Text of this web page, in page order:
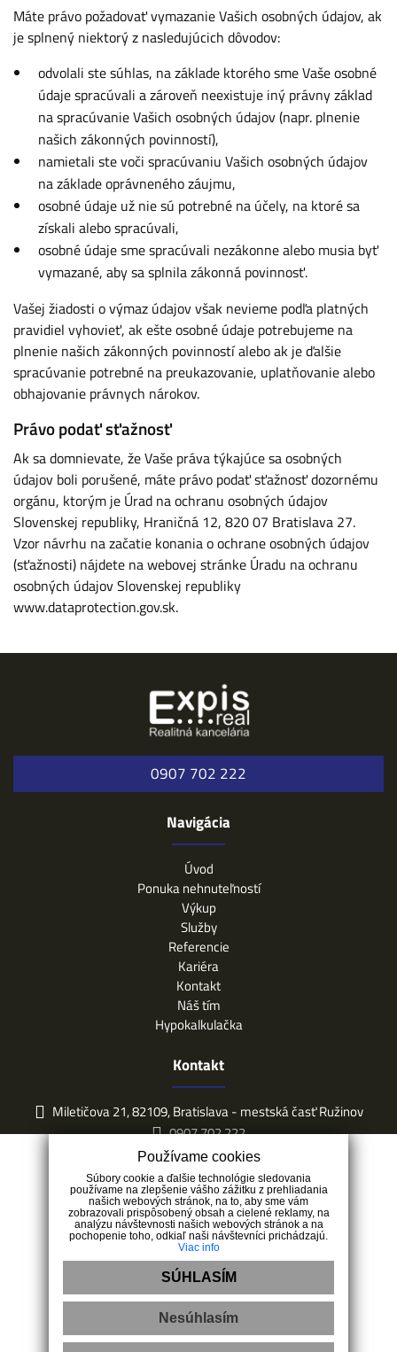
Máte právo požadovať vymazanie Vašich osobných údajov, ak
je splnený niektorý z nasledujúcich dôvodov:
odvolali ste súhlas, na základe ktorého sme Vaše osobné
údaje spracúvali a zároveň neexistuje iný právny základ
na spracúvanie Vašich osobných údajov (napr. plnenie
našich zákonných povinností),
namietali ste voči spracúvaniu Vašich osobných údajov
na základe oprávneného záujmu,
osobné údaje už nie sú potrebné na účely, na ktoré sa
získali alebo spracúvali,
osobné údaje sme spracúvali nezákonne alebo musia byť
vymazané, aby sa splnila zákonná povinnosť.
Vašej žiadosti o výmaz údajov však nevieme podľa platných
pravidiel vyhovieť, ak ešte osobné údaje potrebujeme na
plnenie našich zákonných povinností alebo ak je ďalšie
spracúvanie potrebné na preukazovanie, uplatňovanie alebo
obhajovanie právnych nárokov.
Právo podať sťažnosť
Ak sa domnievate, že Vaše práva týkajúce sa osobných
údajov boli porušené, máte právo podať sťažnosť dozornému
orgánu, ktorým je Úrad na ochranu osobných údajov
Slovenskej republiky, Hraničná 12, 820 07 Bratislava 27.
Vzor návrhu na začatie konania o ochrane osobných údajov
(sťažnosti) nájdete na webovej stránke Úradu na ochranu
osobných údajov Slovenskej republiky
www.dataprotection.gov.sk.
0907 702 222
Navigácia
Úvod
Ponuka nehnuteľností
Výkup
Služby
Referencie
Kariéra
Kontakt
Náš tím
Hypokalkulačka
Kontakt
Miletičova 21, 82109, Bratislava - mestská časť Ružinov
0907 702 222
info@expisreal.sk
Používame cookies
Súbory cookie a ďalšie technológie sledovania
používame na zlepšenie vášho zážitku z prehliadania
našich webových stránok, na to, aby sme vám
zobrazovali prispôsobený obsah a cielené reklamy, na
analýzu návštevnosti našich webových stránok a na
pochopenie toho, odkiaľ naši návštevníci prichádzajú.
Viac info
SÚHLASÍM
Nesúhlasím